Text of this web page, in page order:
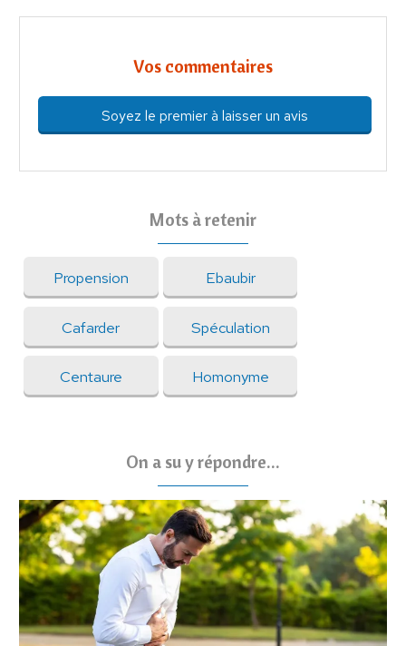
Vos commentaires
Soyez le premier à laisser un avis
Mots à retenir
Propension Ebaubir
Cafarder Spéculation
Centaure Homonyme
On a su y répondre...